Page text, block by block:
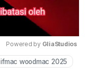
Mute
Powered by GliaStudios
ifmac woodmac 2025